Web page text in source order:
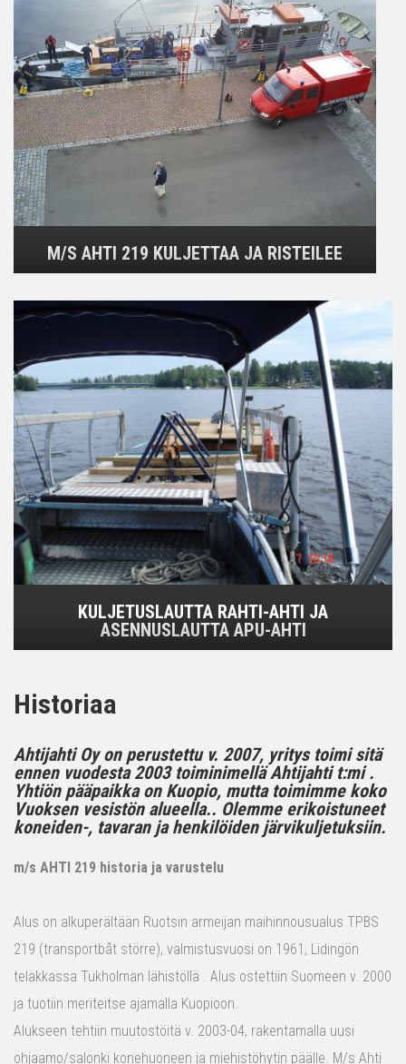
M/S AHTI 219 KULJETTAA JA RISTEILEE
KULJETUSLAUTTA RAHTI-AHTI JA
ASENNUSLAUTTA APU-AHTI
Historiaa
Ahtijahti Oy on perustettu v. 2007, yritys toimi sitä
ennen vuodesta 2003 toiminimellä Ahtijahti t:mi .
Yhtiön pääpaikka on Kuopio, mutta toimimme koko
Vuoksen vesistön alueella.. Olemme erikoistuneet
koneiden-, tavaran ja henkilöiden järvikuljetuksiin.
m/s AHTI 219 historia ja varustelu
Alus on alkuperältään Ruotsin armeijan maihinnousualus TPBS
219 (transportbåt större), valmistusvuosi on 1961, Lidingön
telakkassa Tukholman lähistöllä . Alus ostettiin Suomeen v. 2000
ja tuotiin meriteitse ajamalla Kuopioon.
Alukseen tehtiin muutostöitä v. 2003-04, rakentamalla uusi
ohjaamo/salonki konehuoneen ja miehistöhytin päälle. M/s Ahti